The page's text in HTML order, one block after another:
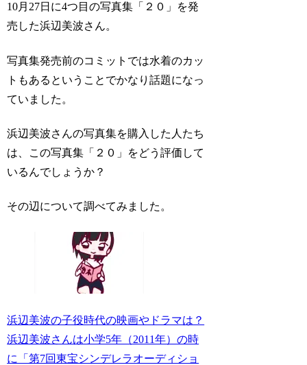
10月27日に4つ目の写真集「２０」を発
売した浜辺美波さん。
写真集発売前のコミットでは水着のカッ
トもあるということでかなり話題になっ
ていました。
浜辺美波さんの写真集を購入した人たち
は、この写真集「２０」をどう評価して
いるんでしょうか？
その辺について調べてみました。
浜辺美波の子役時代の映画やドラマは？
浜辺美波さんは小学5年（2011年）の時
に「第7回東宝シンデレラオーディショ